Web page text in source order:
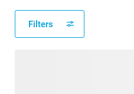
Filters